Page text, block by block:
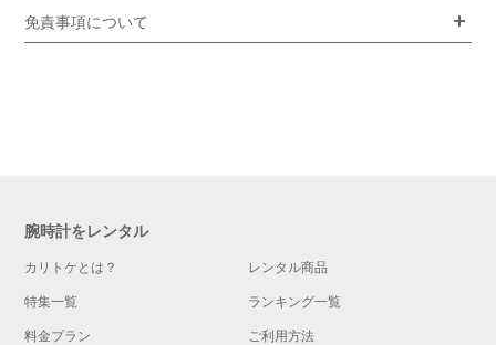
免責事項について
腕時計をレンタル
カリトケとは？ レンタル商品
特集一覧 ランキング一覧
料金プラン ご利用方法